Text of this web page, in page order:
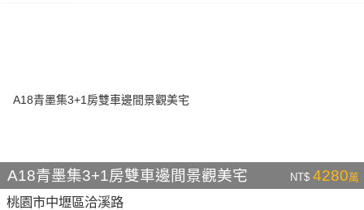
A18青墨集3+1房雙車邊間景觀美宅 NT$ 4280萬
桃園市中壢區洽溪路